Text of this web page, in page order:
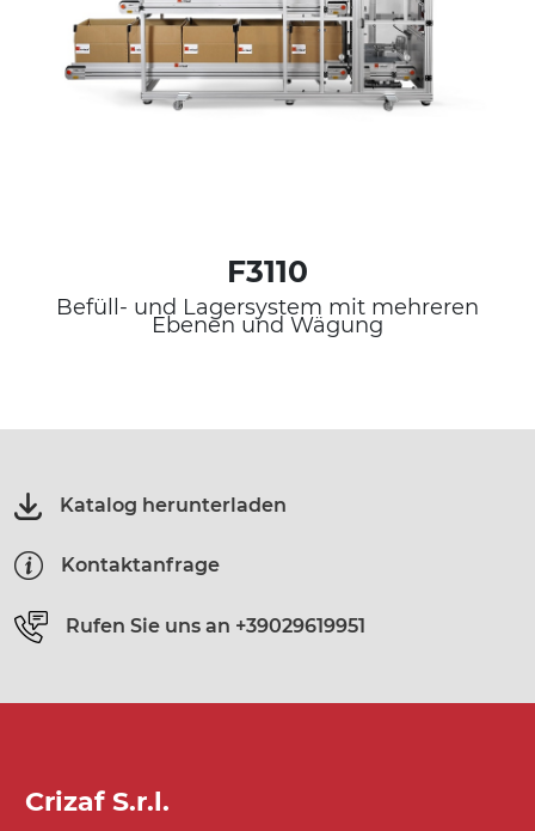
F3110
Befüll- und Lagersystem mit mehreren
Ebenen und Wägung
Katalog herunterladen
Kontaktanfrage
Rufen Sie uns an +39029619951
Crizaf S.r.l.